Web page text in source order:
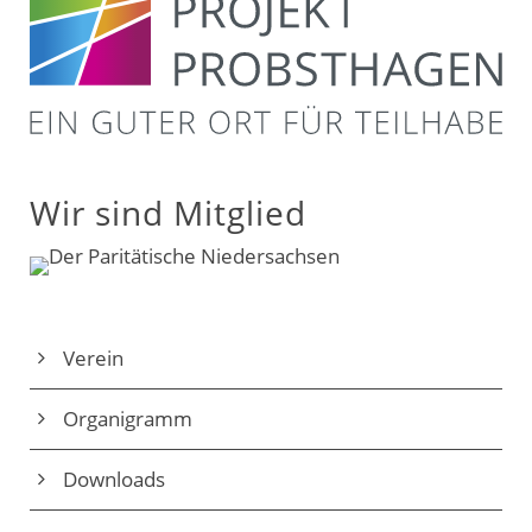
Wir sind Mitglied
Verein
Organigramm
Downloads